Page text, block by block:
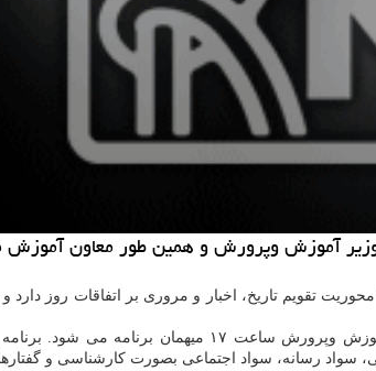
تقویم تاریخ، اخبار و مروری بر اتفاقات روز دارد
همین طور در بخش عصرگاهی «مثبت آموزش» مهدی کاظمی معاون
رسانه، سواد اجتماعی بصورت کارشناسی و